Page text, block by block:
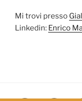
Mi trovi presso
Linkedin: Enrico